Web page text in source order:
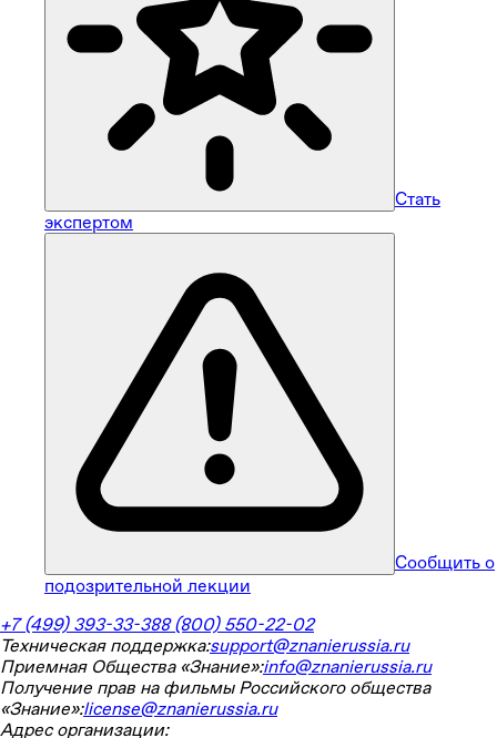
Стать
экспертом
Сообщить о
подозрительной лекции
+7 (499) 393-33-388 (800) 550-22-02
Техническая поддержка:support@znanierussia.ru
Приемная Общества «Знание»:info@znanierussia.ru
Получение прав на фильмы Российского общества
«Знание»:license@znanierussia.ru
Адрес организации: